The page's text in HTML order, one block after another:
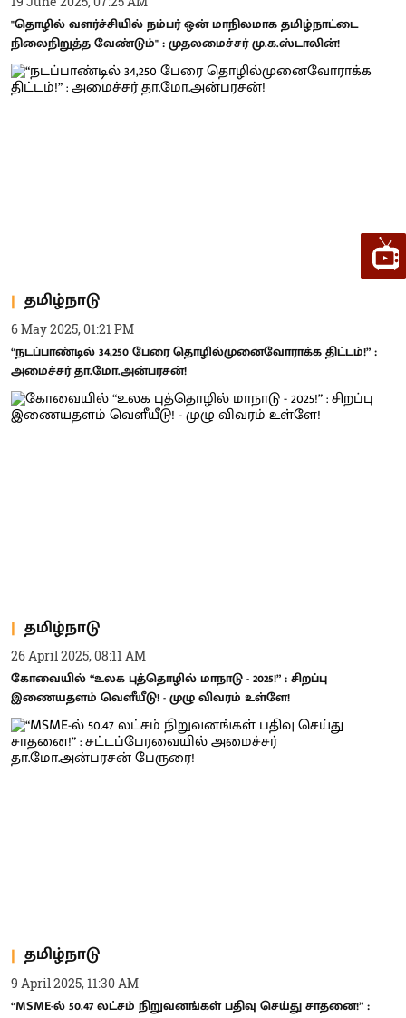
"தொழில் வளர்ச்சியில் நம்பர் ஒன் மாநிலமாக தமிழ்நாட்டை
நிலைநிறுத்த வேண்டும்" : முதலமைச்சர் மு.க.ஸ்டாலின்!
தமிழ்நாடு
6 May 2025, 01:21 PM
“நடப்பாண்டில் 34,250 பேரை தொழில்முனைவோராக்க திட்டம்!” :
அமைச்சர் தா.மோ.அன்பரசன்!
தமிழ்நாடு
26 April 2025, 08:11 AM
கோவையில் “உலக புத்தொழில் மாநாடு - 2025!” : சிறப்பு
இணையதளம் வெளீயீடு! - முழு விவரம் உள்ளே!
தமிழ்நாடு
9 April 2025, 11:30 AM
“MSME-ல் 50.47 லட்சம் நிறுவனங்கள் பதிவு செய்து சாதனை!” :